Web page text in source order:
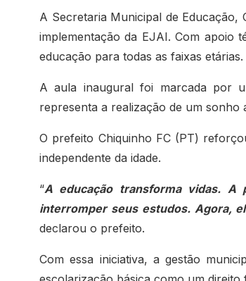
A Secretaria Municipal de Educação,
implementação da EJAI. Com apoio
educação para todas as faixas etárias.
A aula inaugural foi marcada por
representa a realização de um sonho
O prefeito Chiquinho FC (PT)
independente da idade.
“A educação transforma vidas. A
interromper seus estudos. Agora,
declarou o prefeito.
Com essa iniciativa, a gestão